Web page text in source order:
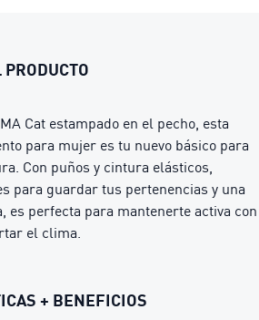
Cat estampado en el pecho, esta
para mujer es tu nuevo básico para
Con puños y cintura elásticos,
para guardar tus pertenencias y una
es perfecta para mantenerte activa con
el clima.
+ BENEFICIOS